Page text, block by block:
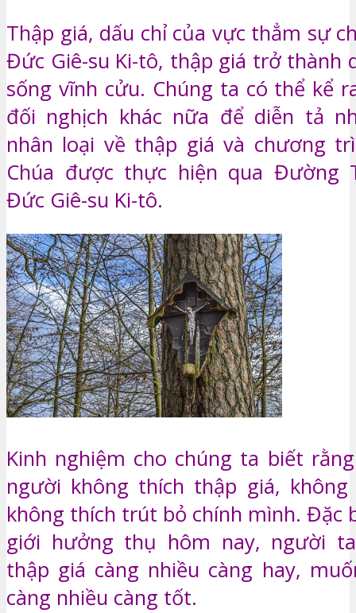
Thập giá, dấu chỉ của vực thẳm sự
Đức Giê-su Ki-tô, thập giá trở thành
sống vĩnh cửu. Chúng ta có thể kể
đối nghịch khác nữa để diễn tả
nhân loại về thập giá và chương
Chúa được thực hiện qua Đường
Đức Giê-su Ki-tô.
Kinh nghiệm cho chúng ta biết
người không thích thập giá,
không thích trút bỏ chính mình. Đặc
giới hưởng thụ hôm nay, người
thập giá càng nhiều càng hay,
càng nhiều càng tốt.